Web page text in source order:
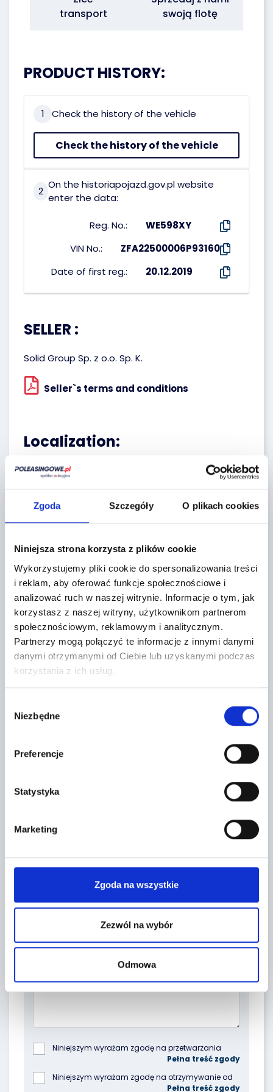
Zgoda Szczegóły O plikach cookies
Niniejsza strona korzysta z plików cookie
Wykorzystujemy pliki cookie do spersonalizowania treści
i reklam, aby oferować funkcje społecznościowe i
analizować ruch w naszej witrynie. Informacje o tym, jak
korzystasz z naszej witryny, użytkownikom partnerom
społecznościowym, reklamowym i analitycznym.
Partnerzy mogą połączyć te informacje z innymi danymi
danymi otrzymanymi od Ciebie lub uzyskanymi podczas
korzystania z ich usług.
zgody
Niezbędne
Preferencje
Statystyka
Marketing
Zgoda na wszystkie
Zezwól na wybór
Odmowa
transport
swoją flotę
PRODUCT HISTORY:
1 Check the history of the vehicle
Check the history of the vehicle
2
On the historiapojazd.gov.pl website
enter the data:
Reg. No.:
WE598XY
VIN No.:
ZFA22500006P93160
Date of first reg.:
20.12.2019
SELLER :
Solid Group Sp. z o.o. Sp. K.
Seller`s terms and conditions
Localization:
Warszawa,
contributors
CONTACT FORM
Niniejszym wyrażam zgodę na przetwarzania
podanych przeze mnie danych osobowych przez
Komornikach, przy ul. Lipowej 2, 55-300 Komorniki,
Niniejszym wyrażam zgodę na otrzymywanie od
spółki Poleasingowe.pl Sp. z o.o. z siedzibą w